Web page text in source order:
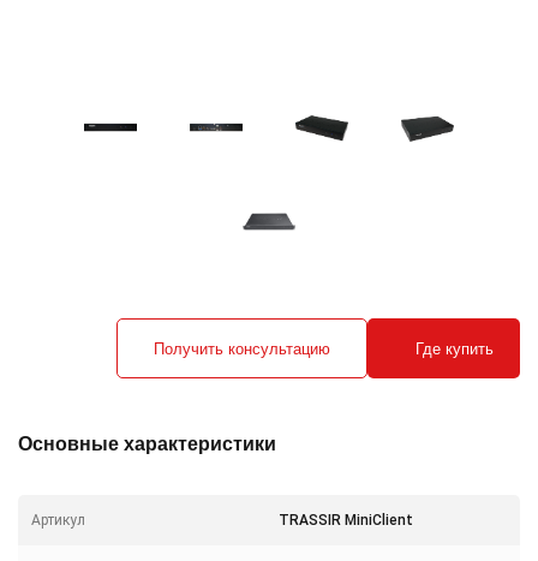
Основные характеристики
Артикул TRASSIR MiniClient
Где купить
Получить консультацию